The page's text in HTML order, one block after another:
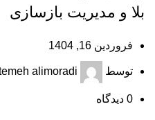
بلا و مدیریت بازسازی
فروردین 16, 1404
توسط alimoradi
0 دیدگاه